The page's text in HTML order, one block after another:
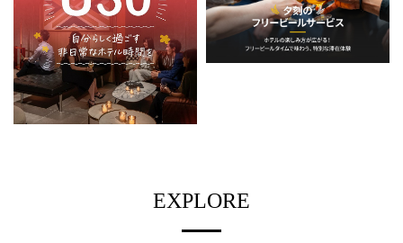
EXPLORE